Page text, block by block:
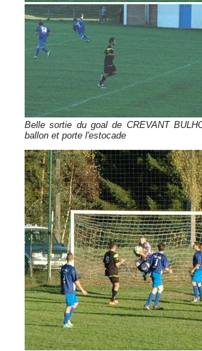
Belle sortie du goal de CREVANT
ballon et porte l'estocade